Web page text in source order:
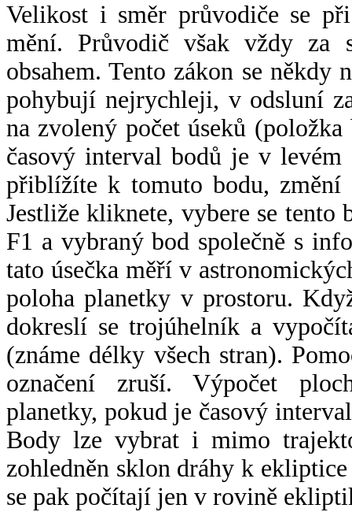
Velikost i směr průvodiče se
mění. Průvodič však vždy za
obsahem. Tento zákon se někdy
pohybují nejrychleji, v odsluní
na zvolený počet úseků
časový interval bodů je v
přiblížíte k tomuto bodu,
Jestliže kliknete, vybere se tento
F1 a vybraný bod společně s
tato úsečka měří v
poloha planetky v prostoru.
dokreslí se trojúhelník a
(známe délky všech stran).
označení zruší. Výpočet
planetky, pokud je časový
Body lze vybrat i mimo
zohledněn sklon dráhy k
se pak počítají jen v rovině